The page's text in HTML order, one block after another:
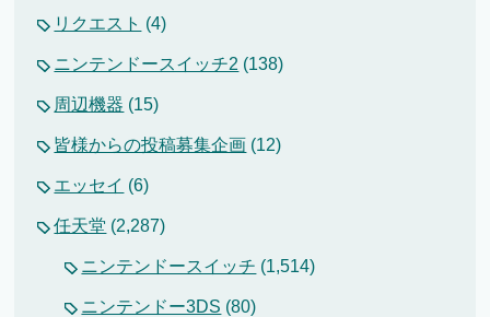
リクエスト (4)
ニンテンドースイッチ2 (138)
周辺機器 (15)
皆様からの投稿募集企画 (12)
エッセイ (6)
任天堂 (2,287)
ニンテンドースイッチ (1,514)
ニンテンドー3DS (80)